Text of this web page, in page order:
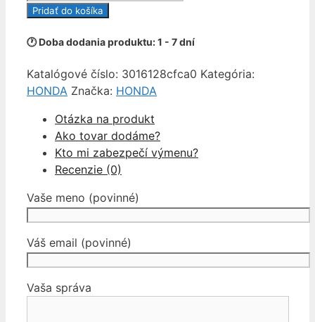
SERVORIADENIE
HRV
V
I
1999-
Pridať do košíka
🕐 Doba dodania produktu: 1 - 7 dní
Katalógové číslo: 3016128cfca0 Kategória:
HONDA Značka: HONDA
Otázka na produkt
Ako tovar dodáme?
Kto mi zabezpečí výmenu?
Recenzie (0)
Vaše meno (povinné)
Váš email (povinné)
Vaša správa